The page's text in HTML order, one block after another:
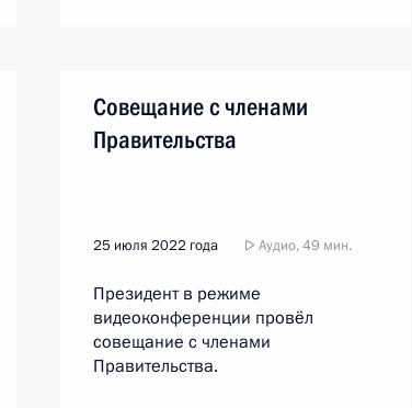
Совещание с членами
Правительства
25 июля 2022 года Аудио, 49 мин.
Президент в режиме
видеоконференции провёл
совещание с членами
Правительства.